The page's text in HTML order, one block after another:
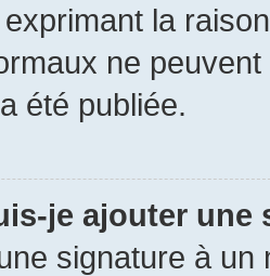
la
ne
été publiée.
je ajouter une
signature à un